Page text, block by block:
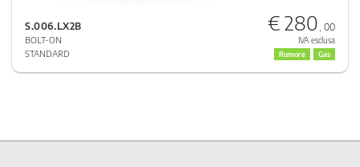
S.006.LX2B
BOLT-ON
STANDARD
€ 280 , 00
IVA esclusa
Rumore Gas